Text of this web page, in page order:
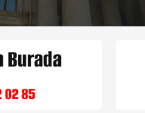
Burada
85